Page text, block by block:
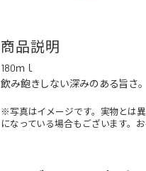
商品説明
180ｍｌ
飲み飽きしない深みのある旨さ。
※写真はイメージです。実物とは
になっている場合もございます。